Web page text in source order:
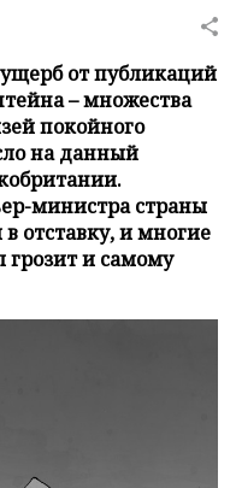
от публикаций
– множества
покойного
на данный
министра страны
отставку, и многие
грозит и самому